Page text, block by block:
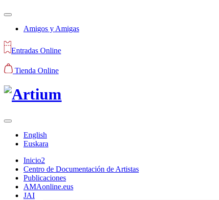
Amigos y Amigas
Entradas Online
Tienda Online
English
Euskara
Inicio2
Centro de Documentación de Artistas
Publicaciones
AMAonline.eus
JAI